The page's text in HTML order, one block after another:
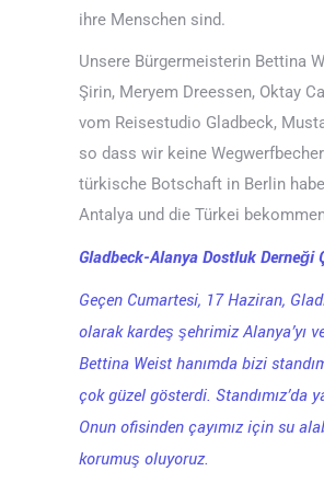
ihre Menschen sind.
Unsere Bürgermeisterin Bettina
Şirin, Meryem Dreessen, Oktay
vom Reisestudio Gladbeck,
so dass wir keine
türkische Botschaft in Berlin
Antalya und die Türkei
Gladbeck-Alanya Dostluk
Geçen Cumartesi, 17 Haziran,
olarak kardeş şehrimiz Alanya’yı
Bettina Weist hanımda bizi
çok güzel gösterdi. Standımız’da
Onun ofisinden çayımız için su
korumuş oluyoruz.